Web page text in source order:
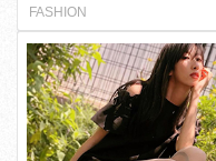
FASHION